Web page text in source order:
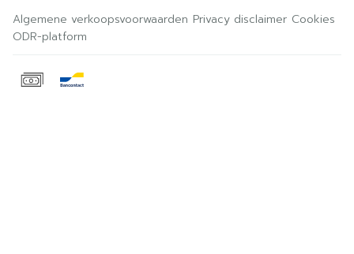
Algemene verkoopsvoorwaarden Privacy disclaimer Cookies
ODR-platform